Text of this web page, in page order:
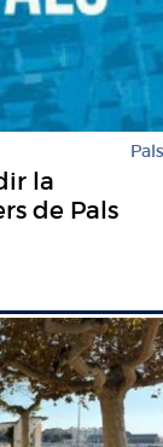
Pals
la
de Pals